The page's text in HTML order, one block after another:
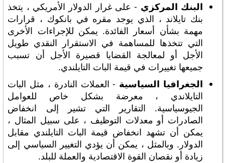
البنك المركزي - على غرار الدولار الأمريكي ، يتخذ
بنك تايلاند ، الذي يوجد مقره في بانكوك ، قرارات
مهمة بشأن أسعار الفائدة. يمكن للإجراءات الأخرى
التي تتخذها للمساهمة في الاستقرار النقدي طويل
الأجل أو لمعالجة القضايا قصيرة الأجل أن تسبب
جميعها تغييرات في قيمة البات التايلندي.
الجغرافيا السياسية - العملات النادرة ، مثل البات
التايلاندي ، معرضة بشكل خاص للعوامل
الجيوسياسية. التقارير التي تشير إلى انخفاض
الصادرات أو معدلات التوظيف ، على سبيل المثال ،
يمكن أن تشهد انخفاض قيمة البات التايلندي مقابل
الدولار. وبالمثل ، يمكن أن يؤدي التغيير السياسي إلى
زيادة أو نقصان القوة الاقتصادية والعملة للبلد.